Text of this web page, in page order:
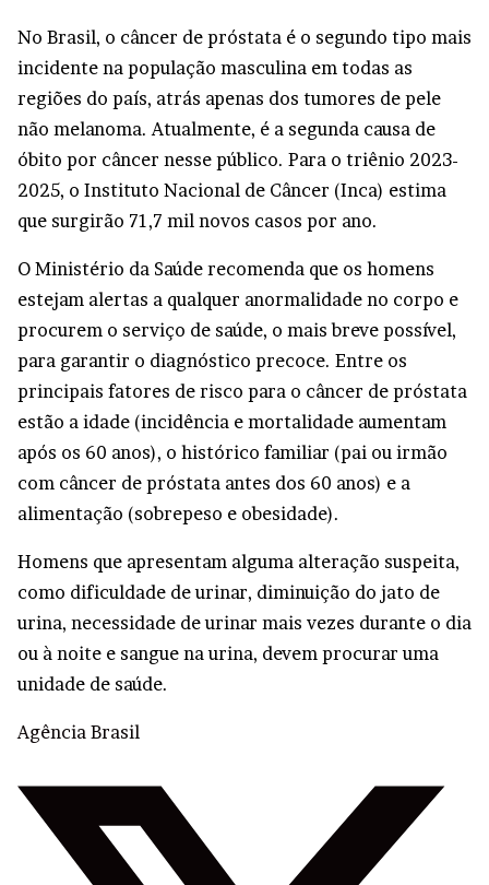
No Brasil, o câncer de próstata é o segundo tipo mais
incidente na população masculina em todas as
regiões do país, atrás apenas dos tumores de pele
não melanoma. Atualmente, é a segunda causa de
óbito por câncer nesse público. Para o triênio 2023-
2025, o Instituto Nacional de Câncer (Inca) estima
que surgirão 71,7 mil novos casos por ano.
O Ministério da Saúde recomenda que os homens
estejam alertas a qualquer anormalidade no corpo e
procurem o serviço de saúde, o mais breve possível,
para garantir o diagnóstico precoce. Entre os
principais fatores de risco para o câncer de próstata
estão a idade (incidência e mortalidade aumentam
após os 60 anos), o histórico familiar (pai ou irmão
com câncer de próstata antes dos 60 anos) e a
alimentação (sobrepeso e obesidade).
Homens que apresentam alguma alteração suspeita,
como dificuldade de urinar, diminuição do jato de
urina, necessidade de urinar mais vezes durante o dia
ou à noite e sangue na urina, devem procurar uma
unidade de saúde.
Agência Brasil